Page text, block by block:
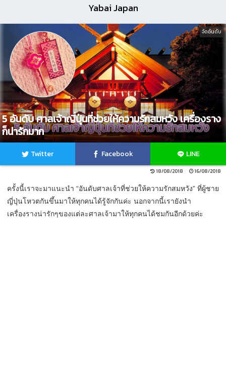
Yabai Japan
5 อันดับ ศาลเจ้าญี่ปุ่นที่ช่วยให้ความรักสมหวัง เครื่องราง
ก็น่ารักมาก
จัดอันดับ
Twitter Facebook LINE
18/08/2018 16/08/2018
ครั้งนี้เราจะมาแนะนำ “อันดับศาลเจ้าที่ช่วยให้ความรักสมหวัง” ที่ผู้ชาย
ญี่ปุ่นโหวตกันขึ้นมาให้ทุกคนได้รู้จักกันค่ะ นอกจากนี้เรายังนำ
เครื่องรางน่ารักๆของแต่ละศาลเจ้ามาให้ทุกคนได้ชมกันอีกด้วยค่ะ